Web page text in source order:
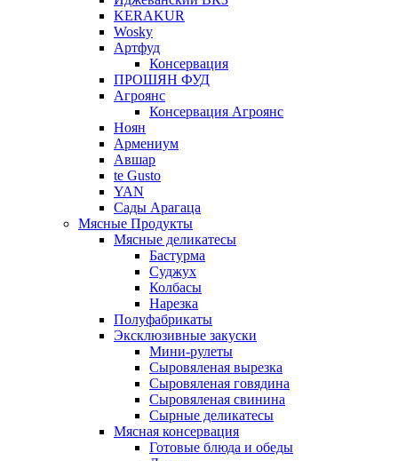
KERAKUR
Wosky
Артфуд
Консервация
ПРОШЯН ФУД
Агроянс
Консервация Агроянс
Ноян
Армениум
Авшар
te Gusto
YAN
Сады Арагаца
Мясные Продукты
Мясные деликатесы
Бастурма
Суджух
Колбасы
Нарезка
Полуфабрикаты
Эксклюзивные закуски
Мини-рулеты
Сыровяленая вырезка
Сыровяленая говядина
Сыровяленая свинина
Сырные деликатесы
Мясная консервация
Готовые блюда и обеды